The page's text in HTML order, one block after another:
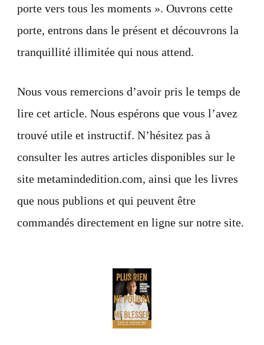
porte vers tous les moments ». Ouvrons cette
porte, entrons dans le présent et découvrons la
tranquillité illimitée qui nous attend.
Nous vous remercions d’avoir pris le temps de
lire cet article. Nous espérons que vous l’avez
trouvé utile et instructif. N’hésitez pas à
consulter les autres articles disponibles sur le
site metamindedition.com, ainsi que les livres
que nous publions et qui peuvent être
commandés directement en ligne sur notre site.